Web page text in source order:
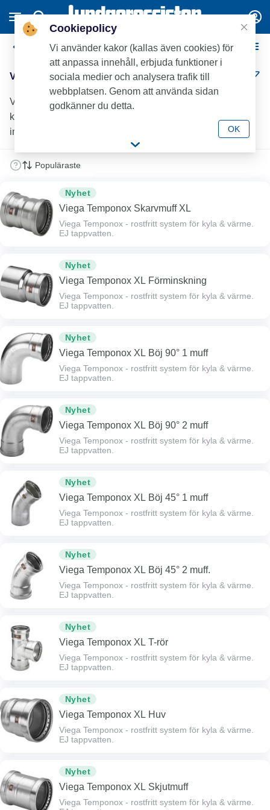
Viega Temponox pressdelar XL
Viega Temponox pressdelar XL (14)
Viega Temponox XL-pressrördelar i rostfritt stål med
kompakta byggmått. Hög kvalitet, hållbarhet och enkel
installation för effektiva VVS-lösningar.
Nyhet
Viega Temponox Skarvmuff XL
Viega Temponox - rostfritt system för kyla & värme.
EJ tappvatten.
Nyhet
Viega Temponox XL Förminskning
Viega Temponox - rostfritt system för kyla & värme.
EJ tappvatten.
Nyhet
Viega Temponox XL Böj 90° 1 muff
Viega Temponox - rostfritt system för kyla & värme.
EJ tappvatten.
Nyhet
Viega Temponox XL Böj 90° 2 muff
Viega Temponox - rostfritt system för kyla & värme.
EJ tappvatten.
Nyhet
Viega Temponox XL Böj 45° 1 muff
Viega Temponox - rostfritt system för kyla & värme.
EJ tappvatten.
Nyhet
Viega Temponox XL Böj 45° 2 muff.
Viega Temponox - rostfritt system för kyla & värme.
EJ tappvatten.
Nyhet
Viega Temponox XL T-rör
Viega Temponox - rostfritt system för kyla & värme.
EJ tappvatten.
Nyhet
Viega Temponox XL Huv
Viega Temponox - rostfritt system för kyla & värme.
EJ tappvatten.
Nyhet
Viega Temponox XL Skjutmuff
Viega Temponox - rostfritt system för kyla & värme.
Cookiepolicy
Vi använder kakor (kallas även cookies) för
att anpassa innehåll, erbjuda funktioner i
sociala medier och analysera trafik till
webbplatsen. Genom att använda sidan
godkänner du detta.
OK